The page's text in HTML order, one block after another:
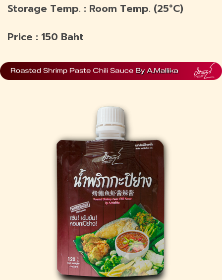
Storage Temp. : Room Temp. (25°C)
Price : 150 Baht